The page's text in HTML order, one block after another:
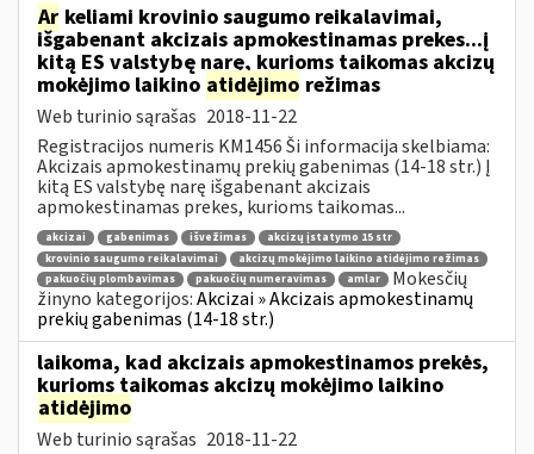
Ar keliami krovinio saugumo reikalavimai,
išgabenant akcizais apmokestinamas prekes...į
kitą ES valstybę narę, kurioms taikomas akcizų
mokėjimo laikino atidėjimo režimas
Web turinio sąrašas 2018-11-22
Registracijos numeris KM1456 Ši informacija skelbiama:
Akcizais apmokestinamų prekių gabenimas (14-18 str.) Į
kitą ES valstybę narę išgabenant akcizais
apmokestinamas prekes, kurioms taikomas...
akcizai gabenimas išvežimas
akcizų įstatymo 15 str
krovinio saugumo reikalavimai
akcizų mokėjimo laikino atidėjimo režimas
pakuočių plombavimas
pakuočių numeravimas amlar
Mokesčių
žinyno kategorijos:Akcizai » Akcizais apmokestinamų
prekių gabenimas (14-18 str.)
laikoma, kad akcizais apmokestinamos prekės,
kurioms taikomas akcizų mokėjimo laikino
atidėjimo
Web turinio sąrašas 2018-11-22